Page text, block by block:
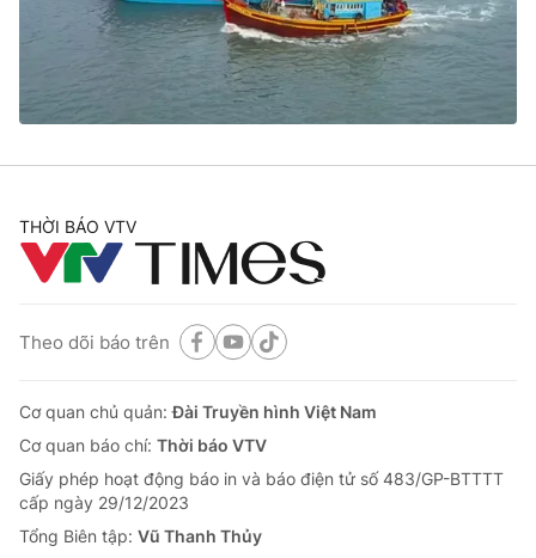
Thế giới đó đây
Câu chuyện quốc tế
Kinh tế
Tài chính
Thị trường
Góc doanh nghiệp
Dữ liệu và đời sống
Truyền hình
Phim VTV
Hậu trường
Giải sao mai
Giải trí
Điện ảnh
Âm nhạc
Du lịch
Làm đẹp
Chất lượng cuộc sống
Tuyển sinh
Học trực tuyến
Công nghệ
Hitech Công nghệ tương lai
Sản phẩm
Giao lưu trực tuyến
THỜI BÁO VTV
Theo dõi báo trên
Cơ quan chủ quản:Đài Truyền hình Việt Nam
Cơ quan báo chí: Thời báo VTV
Giấy phép hoạt động báo in và báo điện tử số 483/GP-BTTTT
cấp ngày 29/12/2023
Tổng Biên tập: Vũ Thanh Thủy